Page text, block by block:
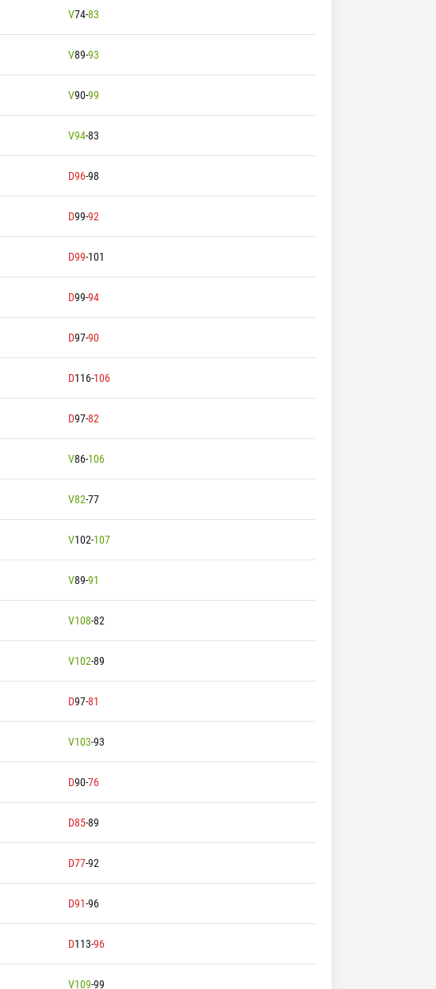
V74-83
V89-93
V90-99
V94-83
D96-98
D99-92
D99-101
D99-94
D97-90
D116-106
D97-82
V86-106
V82-77
V102-107
V89-91
V108-82
V102-89
D97-81
V103-93
D90-76
D85-89
D77-92
D91-96
D113-96
V109-99